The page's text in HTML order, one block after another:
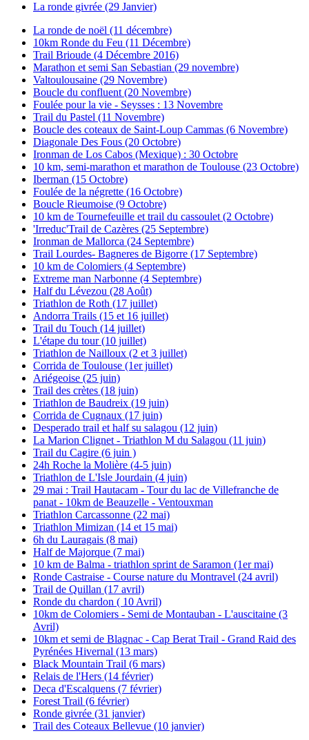
La ronde givrée (29 Janvier)
La ronde de noël (11 décembre)
10km Ronde du Feu (11 Décembre)
Trail Brioude (4 Décembre 2016)
Marathon et semi San Sebastian (29 novembre)
Valtoulousaine (29 Novembre)
Boucle du confluent (20 Novembre)
Foulée pour la vie - Seysses : 13 Novembre
Trail du Pastel (11 Novembre)
Boucle des coteaux de Saint-Loup Cammas (6 Novembre)
Diagonale Des Fous (20 Octobre)
Ironman de Los Cabos (Mexique) : 30 Octobre
10 km, semi-marathon et marathon de Toulouse (23 Octobre)
Iberman (15 Octobre)
Foulée de la négrette (16 Octobre)
Boucle Rieumoise (9 Octobre)
10 km de Tournefeuille et trail du cassoulet (2 Octobre)
'Irreduc'Trail de Cazères (25 Septembre)
Ironman de Mallorca (24 Septembre)
Trail Lourdes- Bagneres de Bigorre (17 Septembre)
10 km de Colomiers (4 Septembre)
Extreme man Narbonne (4 Septembre)
Half du Lévezou (28 Août)
Triathlon de Roth (17 juillet)
Andorra Trails (15 et 16 juillet)
Trail du Touch (14 juillet)
L'étape du tour (10 juillet)
Triathlon de Nailloux (2 et 3 juillet)
Corrida de Toulouse (1er juillet)
Ariégeoise (25 juin)
Trail des crètes (18 juin)
Triathlon de Baudreix (19 juin)
Corrida de Cugnaux (17 juin)
Desperado trail et half su salagou (12 juin)
La Marion Clignet - Triathlon M du Salagou (11 juin)
Trail du Cagire (6 juin )
24h Roche la Molière (4-5 juin)
Triathlon de L'Isle Jourdain (4 juin)
29 mai : Trail Hautacam - Tour du lac de Villefranche de
panat - 10km de Beauzelle - Ventouxman
Triathlon Carcassonne (22 mai)
Triathlon Mimizan (14 et 15 mai)
6h du Lauragais (8 mai)
Half de Majorque (7 mai)
10 km de Balma - triathlon sprint de Saramon (1er mai)
Ronde Castraise - Course nature du Montravel (24 avril)
Trail de Quillan (17 avril)
Ronde du chardon ( 10 Avril)
10km de Colomiers - Semi de Montauban - L'auscitaine (3
Avril)
10km et semi de Blagnac - Cap Berat Trail - Grand Raid des
Pyrénées Hivernal (13 mars)
Black Mountain Trail (6 mars)
Relais de l'Hers (14 février)
Deca d'Escalquens (7 février)
Forest Trail (6 février)
Ronde givrée (31 janvier)
Trail des Coteaux Bellevue (10 janvier)